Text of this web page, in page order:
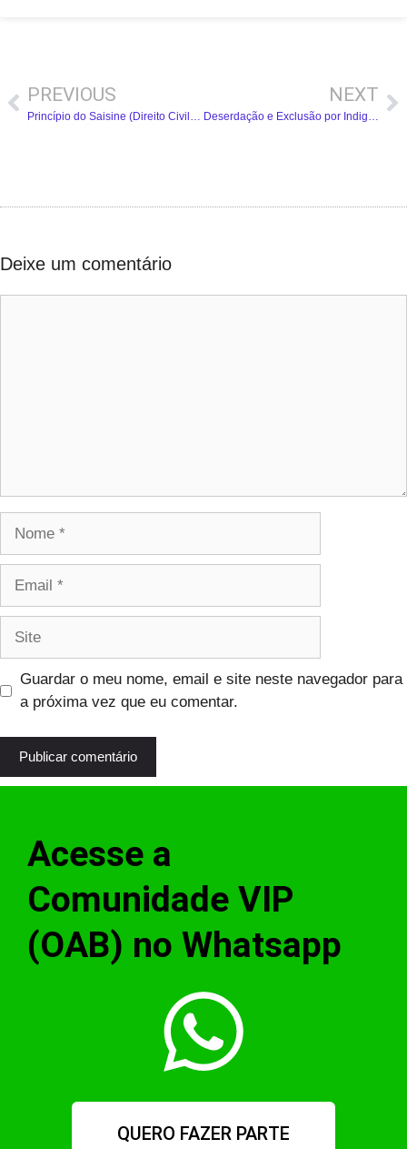
PREVIOUS
Princípio do Saisine (Direito Civil) – Resumo Completo
NEXT
Deserdação e Exclusão por Indignidade (Direito Civil) – Resumo Completo
Deixe um comentário
Guardar o meu nome, email e site neste navegador para
a próxima vez que eu comentar.
Acesse a
Comunidade VIP
(OAB) no Whatsapp
QUERO FAZER PARTE